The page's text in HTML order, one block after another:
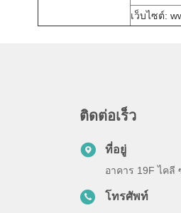
เว็บไซต์:
ติดต่อเร็ว
ที่อยู่
อาคาร 19F ไคลี
โทรศัพท์